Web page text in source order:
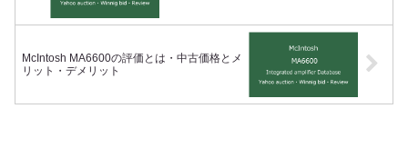
McIntosh MA6600の評価とは・中古価格とメ
リット・デメリット